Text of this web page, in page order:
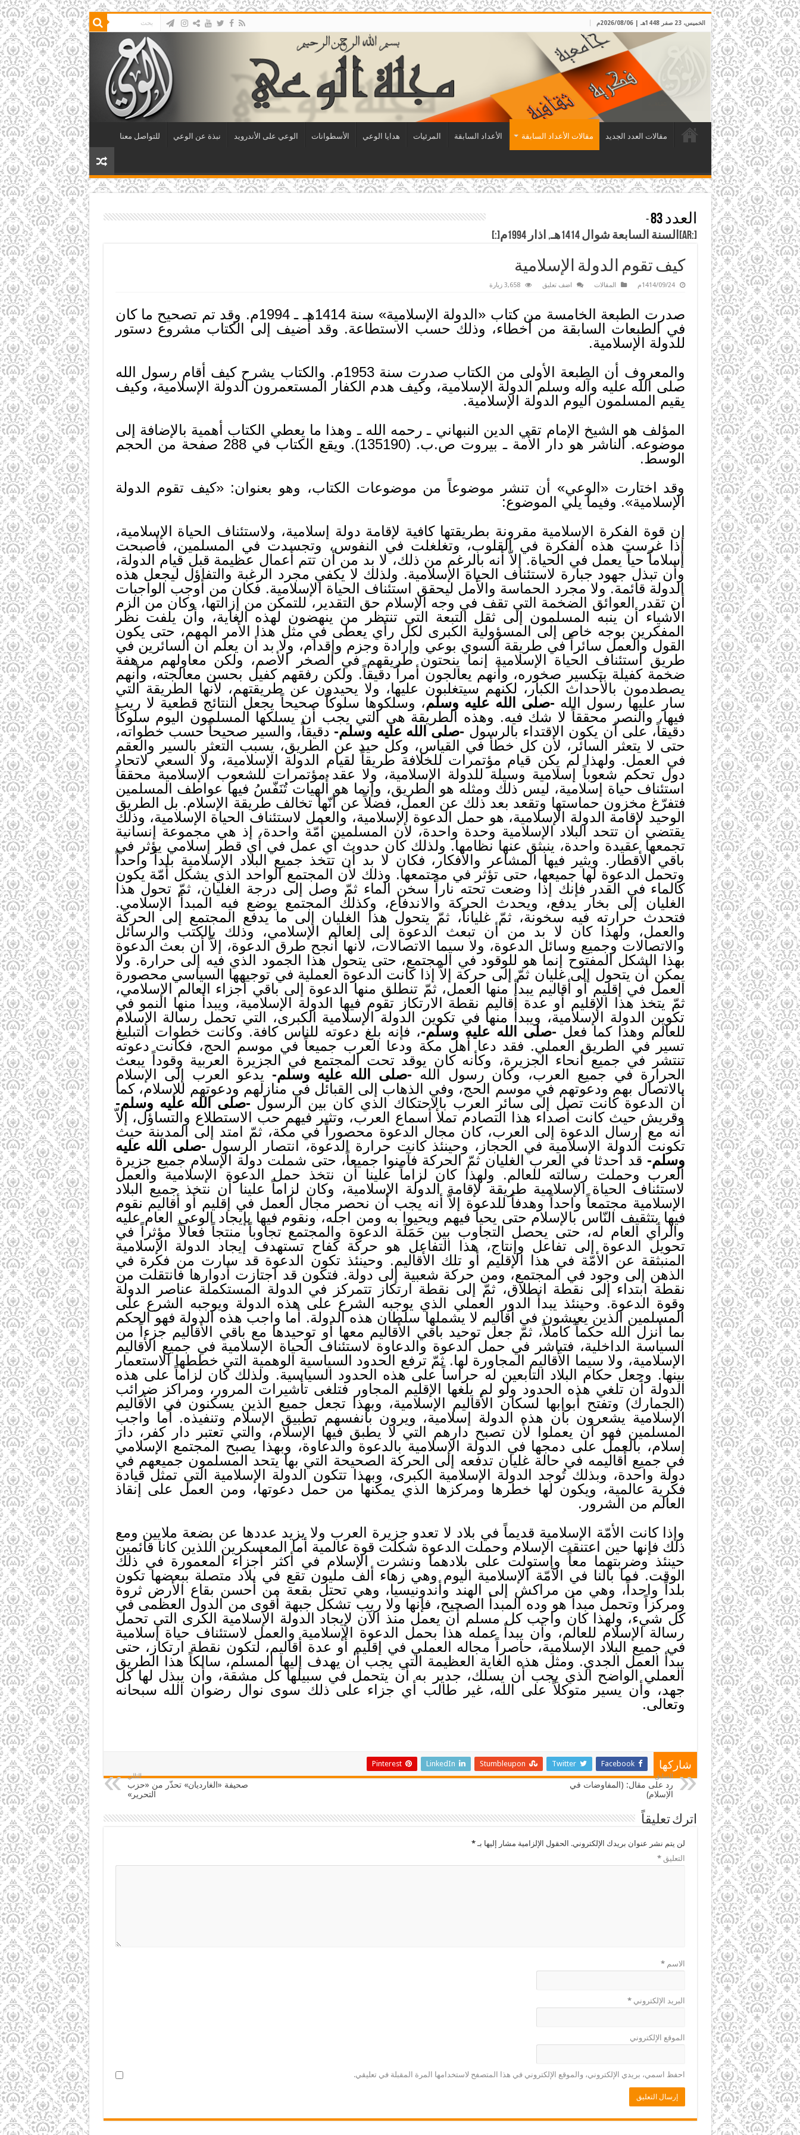
الخميس، 23 صفر 1448هـ | 2026/08/06م
مقالات العدد الجديد مقالات الأعداد السابقة الأعداد السابقة المرئيات هدايا الوعي الأسطوانات الوعي على الأندرويد نبذة عن الوعي للتواصل معنا
العدد 83
-
[:ar]السنة السابعة شوال 1414هـ, اذار 1994م[:]
كيف تقوم الدولة الإسلامية
1414/09/24م المقالات اضف تعليق 3,658 زيارة
صدرت الطبعة الخامسة من كتاب «الدولة الإسلامية» سنة 1414هـ ـ 1994م. وقد تم تصحيح ما كان
في الطبعات السابقة من أخطاء، وذلك حسب الاستطاعة. وقد أضيف إلى الكتاب مشروع دستور
للدولة الإسلامية.
والمعروف أن الطبعة الأولى من الكتاب صدرت سنة 1953م. والكتاب يشرح كيف أقام رسول الله
صلى الله عليه وآله وسلم الدولة الإسلامية، وكيف هدم الكفار المستعمرون الدولة الإسلامية، وكيف
يقيم المسلمون اليوم الدولة الإسلامية.
المؤلف هو الشيخ الإمام تقي الدين النبهاني ـ رحمه الله ـ وهذا ما يعطي الكتاب أهمية بالإضافة إلى
موضوعه. الناشر هو دار الأمة ـ بيروت ص.ب. (135190). ويقع الكتاب في 288 صفحة من الحجم
الوسط.
وقد اختارت «الوعي» أن تنشر موضوعاً من موضوعات الكتاب، وهو بعنوان: «كيف تقوم الدولة
الإسلامية». وفيما يلي الموضوع:
إن قوة الفكرة الإسلامية مقرونة بطريقتها كافية لإقامة دولة إسلامية، ولاستئناف الحياة الإسلامية،
إذا غرست هذه الفكرة في القلوب، وتغلغلت في النفوس، وتجسدت في المسلمين، فأصبحت
إسلاماً حياً يعمل في الحياة. إلاّ أنه بالرغم من ذلك، لا بد من أن تتم أعمال عظيمة قبل قيام الدولة،
وأن تبذل جهود جبارة لاستئناف الحياة الإسلامية. ولذلك لا يكفي مجرد الرغبة والتفاؤل ليجعل هذه
الدولة قائمة. ولا مجرد الحماسة والأمل ليحقق استئناف الحياة الإسلامية. فكان من أوجب الواجبات
أن تقدر العوائق الضخمة التي تقف في وجه الإسلام حق التقدير، للتمكن من إزالتها، وكان من الزم
الأشياء أن ينبه المسلمون إلى ثقل التبعة التي تنتظر من ينهضون لهذه الغاية، وأن يلفت نظر
المفكرين بوجه خاص إلى المسؤولية الكبرى لكل رأي يعطى في مثل هذا الأمر المهم، حتى يكون
القول والعمل سائراً في طريقة السوي بوعي وإرادة وجزم وإقدام، ولا بد أن يعلم أن السائرين في
طريق استئناف الحياة الإسلامية إنما ينحتون طريقهم في الصخر الأصم، ولكن معاولهم مرهفة
ضخمة كفيلة بتكسير صخوره، وأنهم يعالجون أمراً دقيقاً. ولكن رفقهم كفيل بحسن معالجته، وأنهم
يصطدمون بالأحداث الكبار، لكنهم سيتغلبون عليها، ولا يحيدون عن طريقتهم، لأنها الطريقة التي
سار عليها رسول الله -صلى الله عليه وسلم، وسلكوها سلوكاً صحيحاً يجعل النتائج قطعية لا ريب
فيها، والنصر محققاً لا شك فيه. وهذه الطريقة هي التي يجب أن يسلكها المسلمون اليوم سلوكاً
دقيقاً، على أن يكون الاقتداء بالرسول -صلى الله عليه وسلم- دقيقاً، والسير صحيحاً حسب خطواته،
حتى لا يتعثر السائر، لأن كل خطأ في القياس، وكل حيد عن الطريق، يسبب التعثر بالسير والعقم
في العمل. ولهذا لم يكن قيام مؤتمرات للخلافة طريقاً لقيام الدولة الإسلامية، ولا السعي لاتحاد
دول تحكم شعوباً إسلامية وسيلة للدولة الإسلامية، ولا عقد مؤتمرات للشعوب الإسلامية محققاً
استئناف حياة إسلامية، ليس ذلك ومثله هو الطريق، وإنما هو أُلهيات تُنَفّسُ فيها عواطف المسلمين
فتفرّغ مخزون حماستها وتقعد بعد ذلك عن العمل، فضلاً عن أنّها تخالف طريقة الإسلام. بل الطريق
الوحيد لإقامة الدولة الإسلامية، هو حمل الدعوة الإسلامية، والعمل لاستئناف الحياة الإسلامية، وذلك
يقتضي أن تتحد البلاد الإسلامية وحدة واحدة، لأن المسلمين أمّة واحدة، إذ هي مجموعة إنسانية
تجمعها عقيدة واحدة، ينبثق عنها نظامها. ولذلك كان حدوث أي عمل في أي قطر إسلامي يؤثر في
باقي الأقطار. ويثير فيها المشاعر والأفكار، فكان لا بد أن تتخذ جميع البلاد الإسلامية بلداً واحداً
وتحمل الدعوة لها جميعها، حتى تؤثر في مجتمعها. وذلك لأن المجتمع الواحد الذي يشكل أمّة يكون
كالماء في القدر فإنك إذا وضعت تحته ناراً سخن الماء ثمّ وصل إلى درجة الغليان، ثمّ تحول هذا
الغليان إلى بخار يدفع، ويحدث الحركة والاندفاع، وكذلك المجتمع يوضع فيه المبدأ الإسلامي.
فتحدث حرارته فيه سخونة، ثمّ غلياناً، ثمّ يتحول هذا الغليان إلى ما يدفع المجتمع إلى الحركة
والعمل، ولهذا كان لا بد من أن تبعث الدعوة إلى العالم الإسلامي، وذلك بالكتب والرسائل
والاتصالات وجميع وسائل الدعوة، ولا سيما الاتصالات، لأنها أنجح طرق الدعوة، إلاّ أن بعث الدعوة
بهذا الشكل المفتوح إنما هو للوقود في المجتمع، حتى يتحول هذا الجمود الذي فيه إلى حرارة. ولا
يمكن أن يتحول إلى غليان ثمّ إلى حركة إلاّ إذا كانت الدعوة العملية في توجيهها السياسي محصورة
العمل في إقليم أو أقاليم يبدأ منها العمل، ثمّ تنطلق منها الدعوة إلى باقي أجزاء العالم الإسلامي،
ثمّ يتخذ هذا الإقليم أو عدة أقاليم نقطة الارتكاز تقوم فيها الدولة الإسلامية، ويبدأ منها النمو في
تكوين الدولة الإسلامية، ويبدأ منها في تكوين الدولة الإسلامية الكبرى، التي تحمل رسالة الإسلام
للعالم وهذا كما فعل -صلى الله عليه وسلم-، فإنه بلغ دعوته للناس كافة. وكانت خطوات التبليغ
تسير في الطريق العملي. فقد دعا أهل مكة ودعا العرب جميعاً في موسم الحج، فكانت دعوته
تنتشر في جميع أنحاء الجزيرة، وكأنه كان يوقد تحت المجتمع في الجزيرة العربية وقوداً يبعث
الحرارة في جميع العرب، وكان رسول الله -صلى الله عليه وسلم- يدعو العرب إلى الإسلام
بالاتصال بهم ودعوتهم في موسم الحج، وفي الذهاب إلى القبائل في منازلهم ودعوتهم للإسلام، كما
أن الدعوة كانت تصل إلى سائر العرب بالاحتكاك الذي كان بين الرسول -صلى الله عليه وسلم-
وقريش حيث كانت أصداء هذا التصادم تملأ أسماع العرب، وتثير فيهم حب الاستطلاع والتساؤل، إلاّ
أنه مع إرسال الدعوة إلى العرب، كان مجال الدعوة محصوراً في مكة، ثمّ امتد إلى المدينة حيث
تكونت الدولة الإسلامية في الحجاز، وحينئذ كانت حرارة الدعوة، انتصار الرسول -صلى الله عليه
وسلم- قد أحدثا في العرب الغليان ثمّ الحركة فآمنوا جميعاً، حتى شملت دولة الإسلام جميع جزيرة
العرب وحملت رسالته للعالم. ولهذا كان لزاماً علينا أن نتخذ حمل الدعوة الإسلامية والعمل
لاستئناف الحياة الإسلامية طريقة لإقامة الدولة الإسلامية، وكان لزاماً علينا أن نتخذ جميع البلاد
الإسلامية مجتمعاً واحداً وهدفاً للدعوة إلاّ أنه يجب أن نحصر مجال العمل في إقليم أو أقاليم نقوم
فيها بتثقيف النّاس بالإسلام حتى يحيا فيهم ويحيوا به ومن اجله، ونقوم فيها بإيجاد الوعي العام عليه
والرأي العام له، حتى يحصل التجاوب بين حَمَلَة الدعوة والمجتمع تجاوباً منتجاً فعالاً مؤثراً في
تحويل الدعوة إلى تفاعل وإنتاج، هذا التفاعل هو حركة كفاح تستهدف إيجاد الدولة الإسلامية
المنبثقة عن الأمّة في هذا الإقليم أو تلك الأقاليم. وحينئذ تكون الدعوة قد سارت من فكرة في
الذهن إلى وجود في المجتمع، ومن حركة شعبية إلى دولة. فتكون قد اجتازت أدوارها فانتقلت من
نقطة ابتداء إلى نقطة انطلاق، ثمّ إلى نقطة ارتكاز تتمركز في الدولة المستكملة عناصر الدولة
وقوة الدعوة. وحينئذ يبدأ الدور العملي الذي يوجبه الشرع على هذه الدولة ويوجبه الشرع على
المسلمين الذين يعيشون في أقاليم لا يشملها سلطان هذه الدولة. أما واجب هذه الدولة فهو الحكم
بما أنزل الله حكماً كاملاً، ثمّ جعل توحيد باقي الأقاليم معها أو توحيدها مع باقي الأقاليم جزءاً من
السياسة الداخلية، فتباشر في حمل الدعوة والدعاوة لاستئناف الحياة الإسلامية في جميع الأقاليم
الإسلامية، ولا سيما الأقاليم المجاورة لها. ثمّ ترفع الحدود السياسية الوهمية التي خططها الاستعمار
بينها. وجعل حكام البلاد التابعين له حراساً على هذه الحدود السياسية. ولذلك كان لزاماً على هذه
الدولة أن تلغي هذه الحدود ولو لم يلغها الإقليم المجاور فتلغى تأشيرات المرور، ومراكز ضرائب
(الجمارك) وتفتح أبوابها لسكان الأقاليم الإسلامية، وبهذا تجعل جميع الذين يسكنون في الأقاليم
الإسلامية يشعرون بأن هذه الدولة إسلامية، ويرون بأنفسهم تطبيق الإسلام وتنفيذه. أما واجب
المسلمين فهو أن يعملوا لأن تصبح دارهم التي لا يطبق فيها الإسلام، والتي تعتبر دار كفر، دارَ
إسلام، بالعمل على دمجها في الدولة الإسلامية بالدعوة والدعاوة، وبهذا يصبح المجتمع الإسلامي
في جميع أقاليمه في حالة غليان تدفعه إلى الحركة الصحيحة التي بها يتحد المسلمون جميعهم في
دولة واحدة، وبذلك تُوجد الدولة الإسلامية الكبرى، وبهذا تتكون الدولة الإسلامية التي تمثل قيادة
فكرية عالمية، ويكون لها خطرها ومركزها الذي يمكنها من حمل دعوتها، ومن العمل على إنقاذ
العالم من الشرور.
وإذا كانت الأمّة الإسلامية قديماً في بلاد لا تعدو جزيرة العرب ولا يزيد عددها عن بضعة ملايين ومع
ذلك فإنها حين اعتنقت الإسلام وحملت الدعوة شكلت قوة عالمية أما المعسكرين اللذين كانا قائمين
حينئذ وضربتهما معاً واستولت على بلادهما ونشرت الإسلام في أكثر أجزاء المعمورة في ذلك
الوقت. فما بالنا في الأمّة الإسلامية اليوم وهي زهاء ألف مليون تقع في بلاد متصلة ببعضها تكون
بلداً واحداً، وهي من مراكش إلى الهند وأندونيسيا، وهي تحتل بقعة من أحسن بقاع الأرض ثروة
ومركزاً وتحمل مبدأ هو وده المبدأ الصحيح، فإنها ولا ريب تشكل جبهة أقوى من الدول العظمى في
كل شيء، ولهذا كان واجب كل مسلم أن يعمل منذ الآن لإيجاد الدولة الإسلامية الكرى التي تحمل
رسالة الإسلام للعالم، وأن يبدأ عمله هذا بحمل الدعوة الإسلامية والعمل لاستئناف حياة إسلامية
في جميع البلاد الإسلامية، حاصراً مجاله العملي في إقليم أو عدة أقاليم، لتكون نقطة ارتكاز، حتى
يبدأ العمل الجدي. ومثل هذه الغاية العظيمة التي يجب أن يهدف إليها المسلم، سالكاً هذا الطريق
العملي الواضح الذي يجب أن يسلك، جدير به أن يتحمل في سبيلها كل مشقة، وأن يبذل لها كل
جهد، وأن يسير متوكلاً على الله، غير طالب أي جزاء على ذلك سوى نوال رضوان الله سبحانه
وتعالى.
شاركها Facebook
Twitter
Stumbleupon
LinkedIn
Pinterest
السابق
رد على مقال: (المفاوضات في
الإسلام)
التالي
صحيفة «الغارديان» تحذّر من «حزب
التحرير»
اترك تعليقاً
لن يتم نشر عنوان بريدك الإلكتروني. الحقول الإلزامية مشار إليها بـ*
التعليق*
الاسم*
البريد الإلكتروني*
الموقع الإلكتروني
احفظ اسمي، بريدي الإلكتروني، والموقع الإلكتروني في هذا المتصفح لاستخدامها المرة المقبلة في تعليقي.